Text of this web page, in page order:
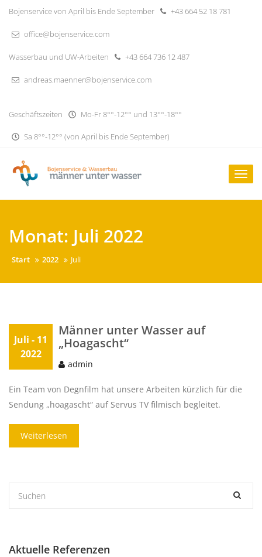
Bojenservice von April bis Ende September +43 664 52 18 781
office@bojenservice.com
Wasserbau und UW-Arbeiten +43 664 736 12 487
andreas.maenner@bojenservice.com
Geschäftszeiten Mo-Fr 8°°-12°° und 13°°-18°°
Sa 8°°-12°° (von April bis Ende September)
Monat: Juli 2022
Start 2022 Juli
Juli - 11
2022
Männer unter Wasser auf
„Hoagascht“
admin
Ein Team von Degnfilm hat unsere Arbeiten kürzlich für die
Sendung „hoagascht“ auf Servus TV filmisch begleitet.
Weiterlesen
Aktuelle Referenzen